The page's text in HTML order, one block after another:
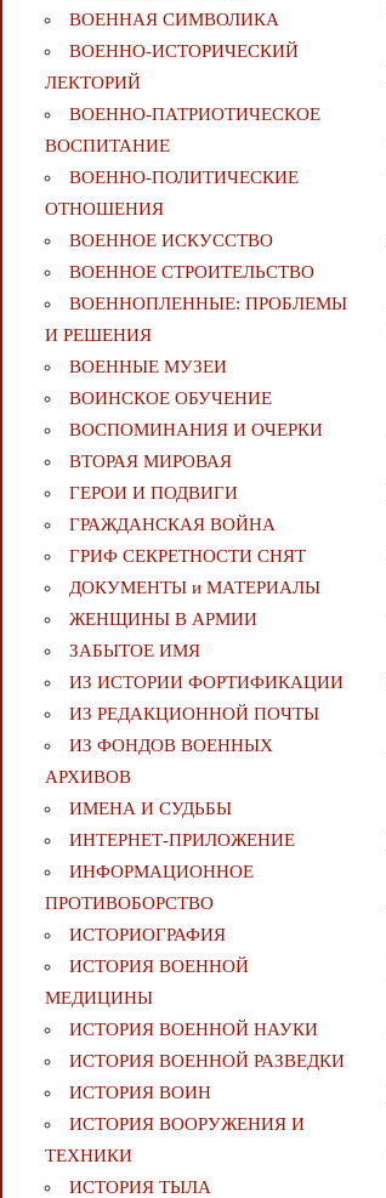
ВОЕННАЯ СИМВОЛИКА
ВОЕННО-ИСТОРИЧЕСКИЙ
ЛЕКТОРИЙ
ВОЕННО-ПАТРИОТИЧЕСКОЕ
ВОСПИТАНИЕ
ВОЕННО-ПОЛИТИЧЕСКИE
ОТНОШЕНИЯ
ВОЕННОЕ ИСКУССТВО
ВОЕННОЕ СТРОИТЕЛЬСТВО
ВОЕННОПЛЕННЫЕ: ПРОБЛЕМЫ
И РЕШЕНИЯ
ВОЕННЫЕ МУЗЕИ
ВОИНСКОЕ ОБУЧЕНИЕ
ВОСПОМИНАНИЯ И ОЧЕРКИ
ВТОРАЯ МИРОВАЯ
ГЕРОИ И ПОДВИГИ
ГРАЖДАНСКАЯ ВОЙНА
ГРИФ СЕКРЕТНОСТИ СНЯТ
ДОКУМЕНТЫ и МАТЕРИАЛЫ
ЖЕНЩИНЫ В АРМИИ
ЗАБЫТОЕ ИМЯ
ИЗ ИСТОРИИ ФОРТИФИКАЦИИ
ИЗ РЕДАКЦИОННОЙ ПОЧТЫ
ИЗ ФОНДОВ ВОЕННЫХ
АРХИВОВ
ИМЕНА И СУДЬБЫ
ИНТЕРНЕТ-ПРИЛОЖЕНИЕ
ИНФОРМАЦИОННОЕ
ПРОТИВОБОРСТВО
ИСТОРИОГРАФИЯ
ИСТОРИЯ ВОЕННОЙ
МЕДИЦИНЫ
ИСТОРИЯ ВОЕННОЙ НАУКИ
ИСТОРИЯ ВОЕННОЙ РАЗВЕДКИ
ИСТОРИЯ ВОИН
ИСТОРИЯ ВООРУЖЕНИЯ И
ТЕХНИКИ
ИСТОРИЯ ТЫЛА